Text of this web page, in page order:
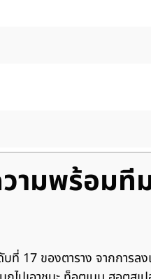
วามพร้อมที
17 ของตาราง จากการล